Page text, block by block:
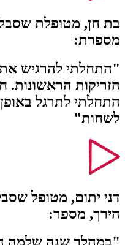
בת חן, מטופלת
מספרת:
"התחלתי להרגיש
הזריקות הראשונות.
התחלתי לתרגל
לשחות"
דני יתום, מטופל
הירך, מספר: